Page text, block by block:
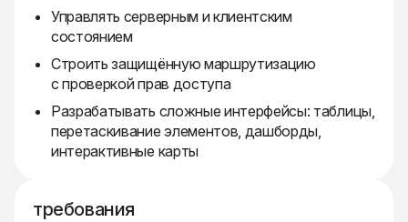
Управлять серверным и клиентским
состоянием
Строить защищённую маршрутизацию
с проверкой прав доступа
Разрабатывать сложные интерфейсы: таблицы,
перетаскивание элементов, дашборды,
интерактивные карты
требования